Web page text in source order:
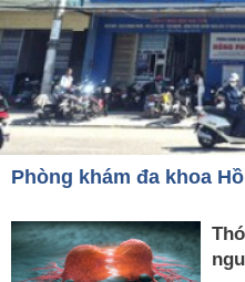
Phòng khám đa khoa